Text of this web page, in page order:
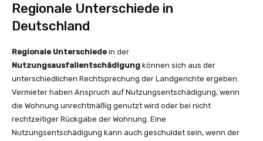
Regionale Unterschiede in
Deutschland
Regionale Unterschiede in der
Nutzungsausfallentschädigung können sich aus der
unterschiedlichen Rechtsprechung der Landgerichte ergeben.
Vermieter haben Anspruch auf Nutzungsentschädigung, wenn
die Wohnung unrechtmäßig genutzt wird oder bei nicht
rechtzeitiger Rückgabe der Wohnung. Eine
Nutzungsentschädigung kann auch geschuldet sein, wenn der